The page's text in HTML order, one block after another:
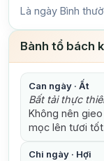
Là ngày Bình
Bành tổ bách
Can ngày · Ất
Bất tải thực
Không nên
mọc lên tươi
Chi ngày · Hợi